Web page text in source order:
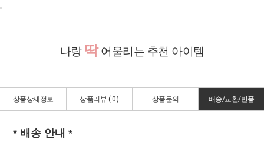
"
나랑 딱어울리는 추천 아이템
상품상세정보 상품리뷰 ( 0) 상품문의 배송/교환/반품
* 배송 안내 *